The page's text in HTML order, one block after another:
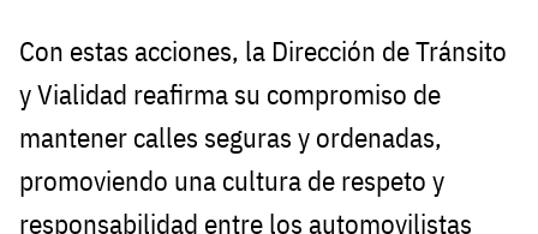
Con estas acciones, la Dirección de Tránsito
y Vialidad reafirma su compromiso de
mantener calles seguras y ordenadas,
promoviendo una cultura de respeto y
responsabilidad entre los automovilistas